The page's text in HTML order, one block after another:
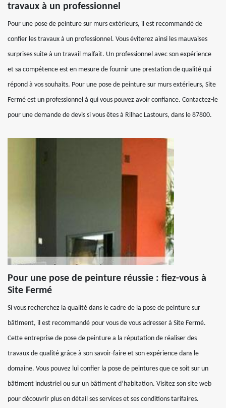
travaux à un professionnel
Pour une pose de peinture sur murs extérieurs, il est recommandé de
confier les travaux à un professionnel. Vous éviterez ainsi les mauvaises
surprises suite à un travail malfait. Un professionnel avec son expérience
et sa compétence est en mesure de fournir une prestation de qualité qui
répond à vos souhaits. Pour une pose de peinture sur murs extérieurs, Site
Fermé est un professionnel à qui vous pouvez avoir confiance. Contactez-le
pour une demande de devis si vous êtes à Rilhac Lastours, dans le 87800.
Pour une pose de peinture réussie : fiez-vous à
Site Fermé
Si vous recherchez la qualité dans le cadre de la pose de peinture sur
bâtiment, il est recommandé pour vous de vous adresser à Site Fermé.
Cette entreprise de pose de peinture a la réputation de réaliser des
travaux de qualité grâce à son savoir-faire et son expérience dans le
domaine. Vous pouvez lui confier la pose de peintures que ce soit sur un
bâtiment industriel ou sur un bâtiment d’habitation. Visitez son site web
pour découvrir plus en détail ses services et ses conditions tarifaires.